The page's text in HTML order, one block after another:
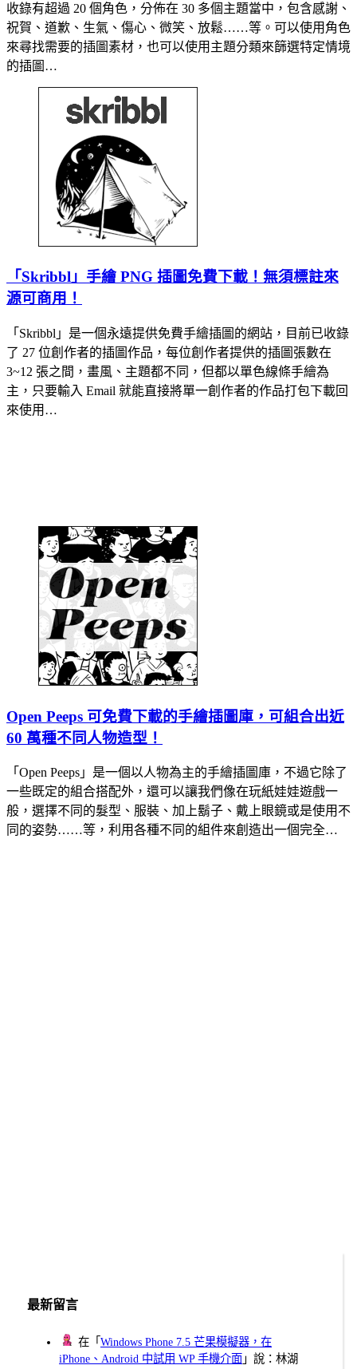
收錄有超過 20 個角色，分佈在 30 多個主題當中，包含感謝、
祝賀、道歉、生氣、傷心、微笑、放鬆……等。可以使用角色
來尋找需要的插圖素材，也可以使用主題分類來篩選特定情境
的插圖…
「Skribbl」手繪 PNG 插圖免費下載！無須標註來
源可商用！
「Skribbl」是一個永遠提供免費手繪插圖的網站，目前已收錄
了 27 位創作者的插圖作品，每位創作者提供的插圖張數在
3~12 張之間，畫風、主題都不同，但都以單色線條手繪為
主，只要輸入 Email 就能直接將單一創作者的作品打包下載回
來使用…
Open Peeps 可免費下載的手繪插圖庫，可組合出近
60 萬種不同人物造型！
「Open Peeps」是一個以人物為主的手繪插圖庫，不過它除了
一些既定的組合搭配外，還可以讓我們像在玩紙娃娃遊戲一
般，選擇不同的髮型、服裝、加上鬍子、戴上眼鏡或是使用不
同的姿勢……等，利用各種不同的組件來創造出一個完全…
最新留言
在「Windows Phone 7.5 芒果模擬器，在
iPhone、Android 中試用 WP 手機介面 」說：林湖